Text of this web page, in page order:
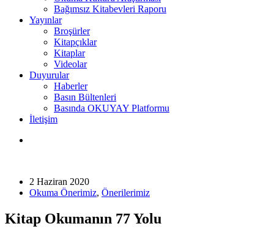
Bağımsız Kitabevleri Raporu
Yayınlar
Broşürler
Kitapçıklar
Kitaplar
Videolar
Duyurular
Haberler
Basın Bültenleri
Basında OKUYAY Platformu
İletişim
2 Haziran 2020
Okuma Önerimiz, Önerilerimiz
Kitap Okumanın 77 Yolu